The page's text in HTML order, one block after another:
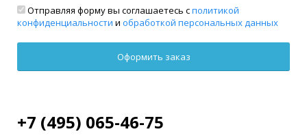
Отправляя форму вы соглашаетесь сполитикой
конфиденциальности и обработкой персональных данных
+7 (495) 065-46-75